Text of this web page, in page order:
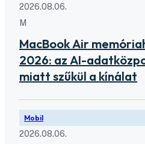
2026.08.06.
M
MacBook Air
2026: az AI-
miatt szűkül a kínálat
Mobil
2026.08.06.